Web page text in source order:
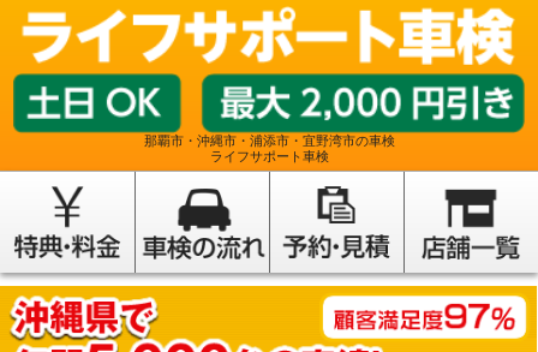
那覇市・沖縄市・浦添市・宜野湾市の車検
ライフサポート車検